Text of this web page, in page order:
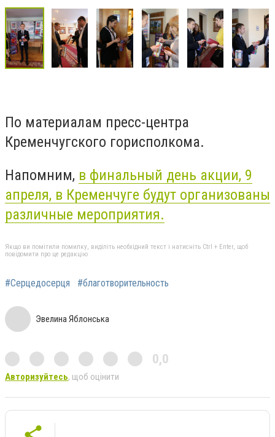
По материалам пресс-центра
Кременчугского горисполкома.
Напомним, в финальный день акции, 9
апреля, в Кременчуге будут организованы
различные мероприятия.
Якщо ви помітили помилку, виділіть необхідний текст і натисніть Ctrl + Enter, щоб
повідомити про це редакцію
#Серцедосерця #благотворительность
Эвелина Яблонська
0,0
Авторизуйтесь, щоб оцінити